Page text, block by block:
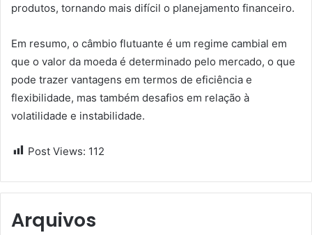
produtos, tornando mais difícil o planejamento financeiro.
Em resumo, o câmbio flutuante é um regime cambial em
que o valor da moeda é determinado pelo mercado, o que
pode trazer vantagens em termos de eficiência e
flexibilidade, mas também desafios em relação à
volatilidade e instabilidade.
Post Views: 112
Arquivos